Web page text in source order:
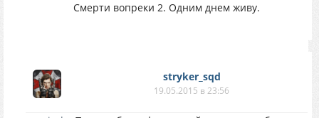
Смерти вопреки 2. Одним днем живу.
stryker_sqd
19.05.2015 в 23:56